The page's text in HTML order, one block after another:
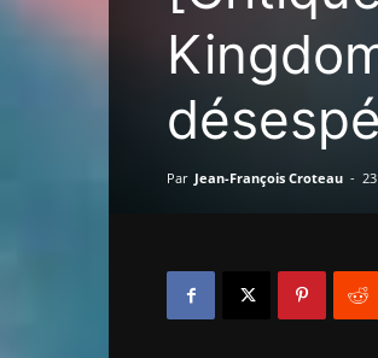
Par Jean-François Croteau -